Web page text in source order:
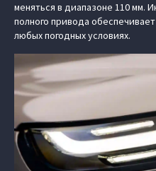
меняться в диапазоне 110 мм.
полного привода
любых погодных условиях.